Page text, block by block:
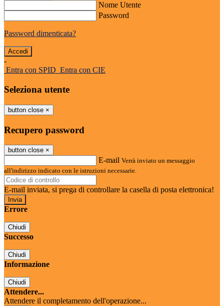
Nome Utente
Password
Password dimenticata?
-
Entra con SPID Entra con CIE
Seleziona utente
button close ×
Recupero password
button close ×
E-mail Verrà inviato un messaggio
all'indirizzo indicato con le istruzioni necessarie.
E-mail inviata, si prega di controllare la casella di posta elettronica!
Errore
Chiudi
Successo
Chiudi
Informazione
Chiudi
Attendere...
Attendere il completamento dell'operazione...